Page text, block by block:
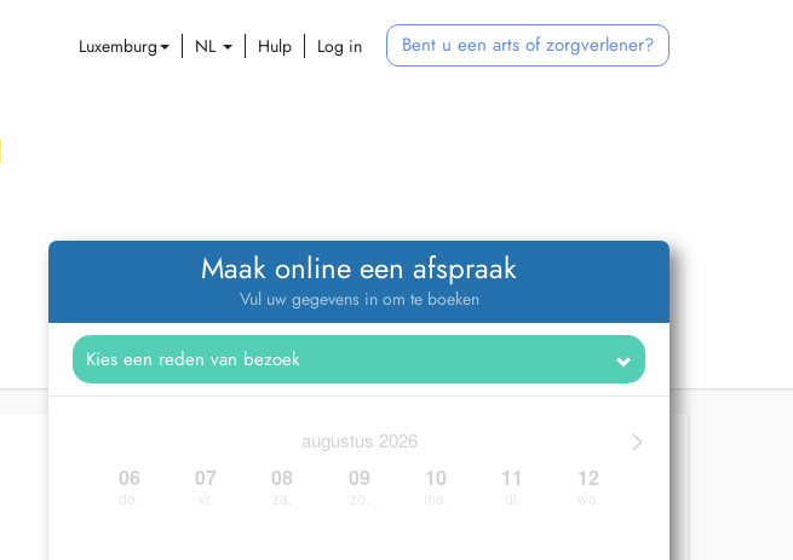
Luxemburg NL Hulp Log in Bent u een arts of zorgverlener?
Maak online een afspraak
Vul uw gegevens in om te boeken
>
augustus 2026
06 07 08 09 10 11 12